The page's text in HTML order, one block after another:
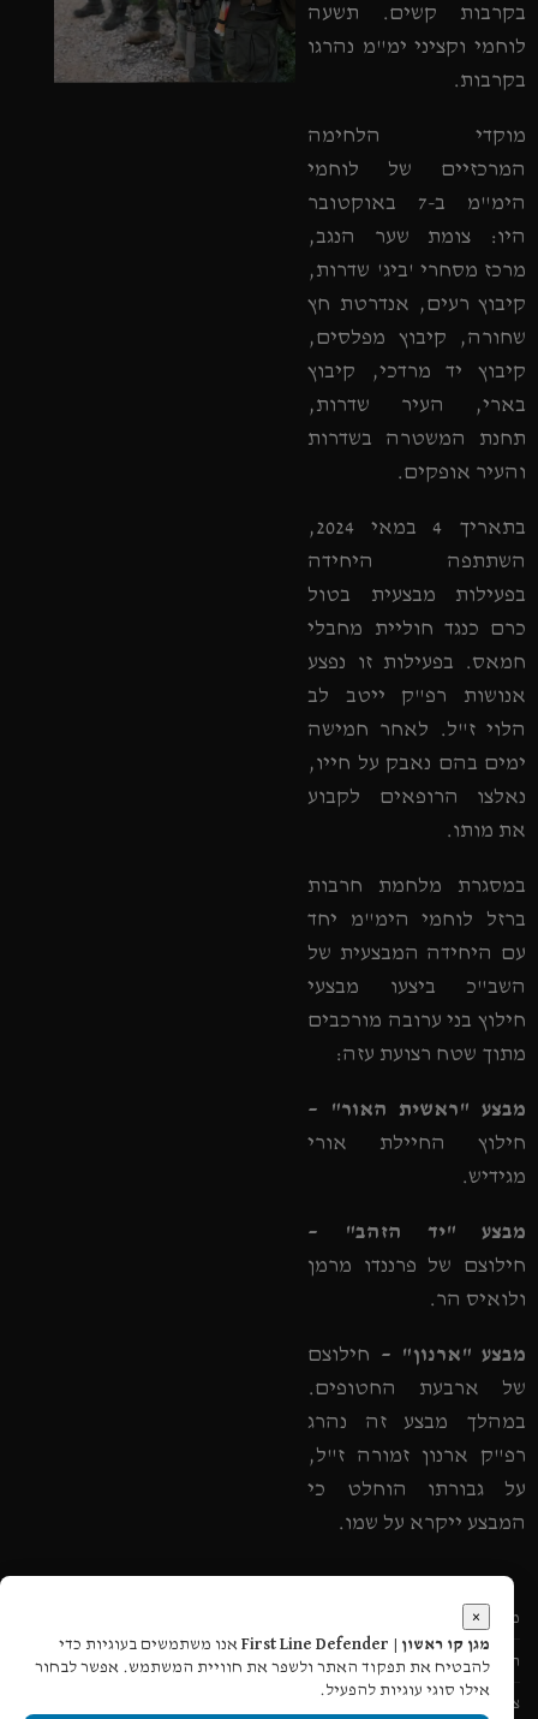
בקרבות קשים. תשעה
לוחמי וקציני ימ"מ נהרגו
בקרבות.
מוקדי הלחימה
המרכזיים של לוחמי
הימ"מ ב-7 באוקטובר
היו: צומת שער הנגב,
מרכז מסחרי 'ביג' שדרות,
קיבוץ רעים, אנדרטת חץ
שחורה, קיבוץ מפלסים,
קיבוץ יד מרדכי, קיבוץ
בארי, העיר שדרות,
תחנת המשטרה בשדרות
והעיר אופקים.
בתאריך 4 במאי 2024,
השתתפה היחידה
בפעילות מבצעית בטול
כרם כנגד חוליית מחבלי
חמאס. בפעילות זו נפצע
אנושות רפ"ק ייטב לב
הלוי ז"ל. לאחר חמישה
ימים בהם נאבק על חייו,
נאלצו הרופאים לקבוע
את מותו.
במסגרת מלחמת חרבות
ברזל לוחמי הימ"מ יחד
עם היחידה המבצעית של
השב"כ ביצעו מבצעי
חילוץ בני ערובה מורכבים
מתוך שטח רצועת עזה:
מבצע "ראשית האור" –
חילוץ החיילת אורי
מגידיש.
מבצע "יד הזהב" –
חילוצם של פרננדו מרמן
ולואיס הר.
מבצע "ארנון" – חילוצם
של ארבעת החטופים.
במהלך מבצע זה נהרג
רפ"ק ארנון זמורה ז"ל,
על גבורתו הוחלט כי
המבצע ייקרא על שמו.
מעקב הזמנה
תקנון אתר
צור קשר
×
מגן קו ראשון | First Line Defender
אנו משתמשים בעוגיות כדי
להבטיח את תפקוד האתר ולשפר את חוויית המשתמש. אפשר לבחור
אילו סוגי עוגיות להפעיל.